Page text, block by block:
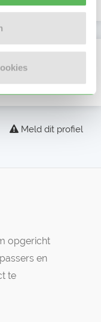
Meld dit profiel
opgericht
en
te